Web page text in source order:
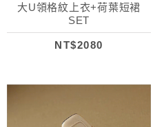
大U領格紋上衣+荷葉短裙
SET
NT$2080